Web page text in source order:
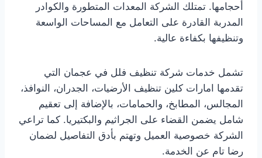
أحجامها. تمتلك الشركة المعدات المتطورة والكوادر
المدربة القادرة على التعامل مع المساحات الواسعة
وتنظيفها بكفاءة عالية.
تشمل خدمات شركة تنظيف فلل في عجمان التي
تقدمها امارات كلين تنظيف الأرضيات، الجدران، النوافذ،
المجالس، المطابخ، والحمامات، بالإضافة إلى تعقيم
شامل يضمن القضاء على الجراثيم والبكتيريا. كما تراعي
الشركة خصوصية العميل وتهتم بأدق التفاصيل لضمان
رضا تام عن الخدمة.